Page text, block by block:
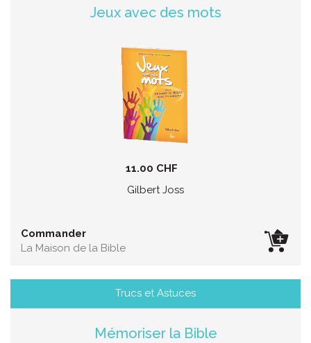
Jeux avec des mots
11.00 CHF
Gilbert Joss
Commander
La Maison de la Bible
Trucs et Astuces
Mémoriser la Bible